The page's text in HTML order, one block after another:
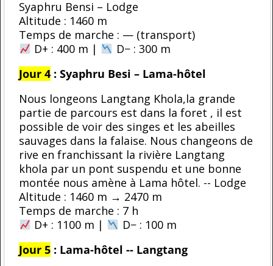
Syaphru Bensi – Lodge
Altitude : 1460 m
Temps de marche : — (transport)
D+ : 400 m |
D− : 300 m
Jour 4: Syaphru Besi – Lama-hôtel
Nous longeons Langtang Khola,la grande
partie de parcours est dans la foret , il est
possible de voir des singes et les abeilles
sauvages dans la falaise. Nous changeons de
rive en franchissant la rivière Langtang
khola par un pont suspendu et une bonne
montée nous amène à Lama hôtel. -- Lodge
Altitude : 1460 m → 2470 m
Temps de marche : 7 h
D+ : 1100 m |
D− : 100 m
Jour 5: Lama-hôtel -- Langtang